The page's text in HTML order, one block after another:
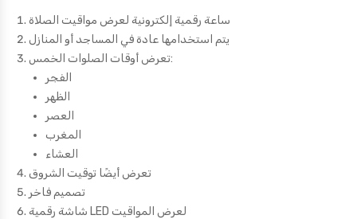
ساعة رقمية إلكترونية لعرض مواقيت الصلاة
يتم استخدامها عادة في المساجد أو المنازل
تعرض أوقات الصلوات الخمس:
الفجر
الظهر
العصر
المغرب
العشاء
تعرض أيضًا توقيت الشروق
تصميم فاخر
شاشة رقمية LED لعرض المواقيت